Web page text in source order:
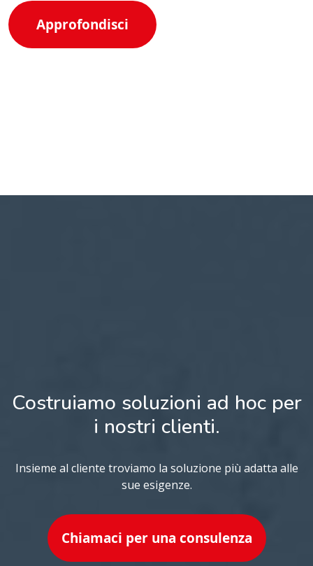
Approfondisci
Costruiamo soluzioni ad hoc per
i nostri clienti.
Insieme al cliente troviamo la soluzione più adatta alle
sue esigenze.
Chiamaci per una consulenza